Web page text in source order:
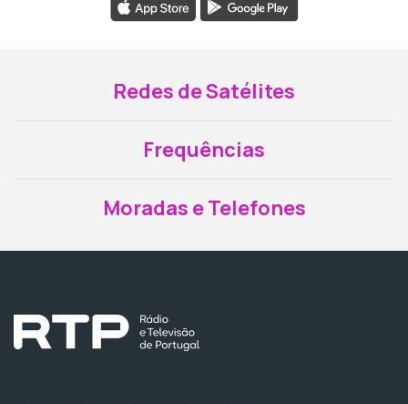
Redes de Satélites
Frequências
Moradas e Telefones